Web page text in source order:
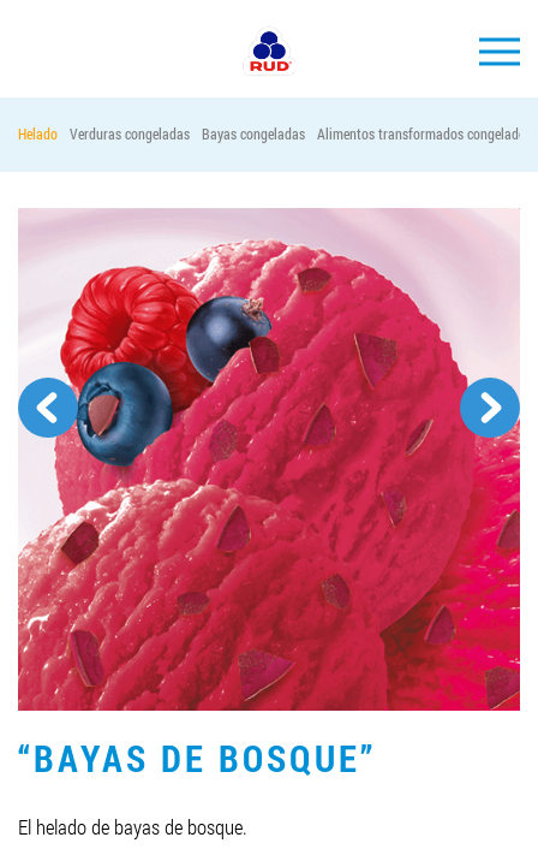
PRODUCCIÓN
EMPRESA
Horeca
Contactos
Vacantes
PEDIR PRODUCTOS "RUD":
LLEGAR A SER SOCIO
0412 48 28 17
0412 42 29 23
Helado Verduras congeladas Bayas congeladas Alimentos transformados congelados
“BAYAS DE BOSQUE”
El helado de bayas de bosque.